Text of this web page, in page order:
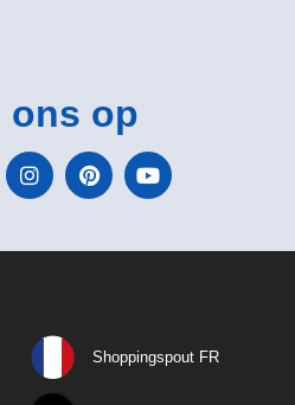
ons op
Shoppingspout FR